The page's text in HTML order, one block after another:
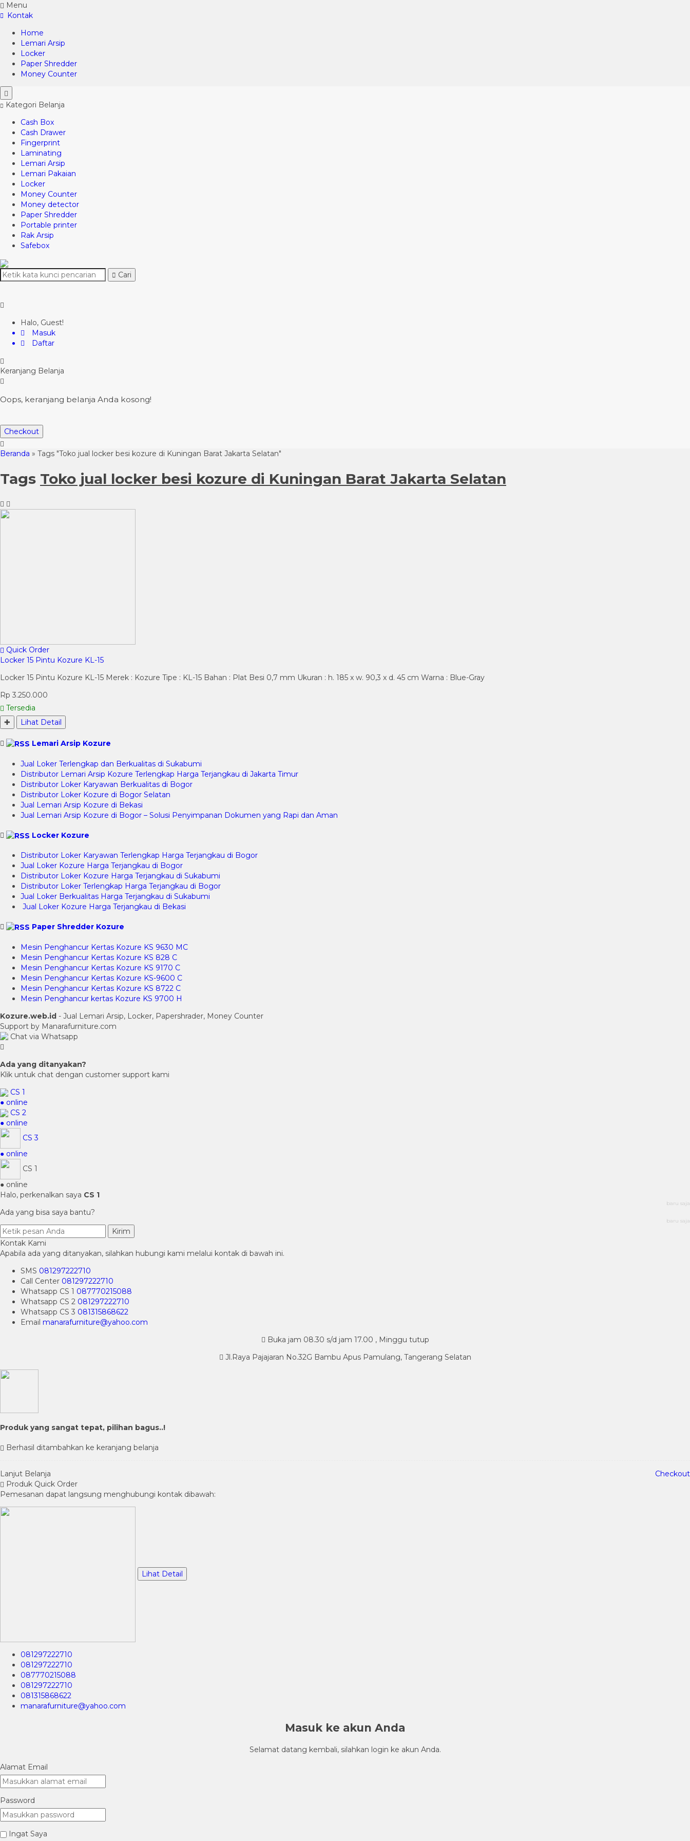
Menu
Kontak
Home
Lemari Arsip
Locker
Paper Shredder
Money Counter
Kategori Belanja
Cash Box
Cash Drawer
Fingerprint
Laminating
Lemari Arsip
Lemari Pakaian
Locker
Money Counter
Money detector
Paper Shredder
Portable printer
Rak Arsip
Safebox
Cari
Halo, Guest!
Masuk
Daftar
Keranjang Belanja
Oops, keranjang belanja Anda kosong!
Checkout
Beranda » Tags "Toko jual locker besi kozure di Kuningan Barat Jakarta Selatan"
Tags Toko jual locker besi kozure di Kuningan Barat Jakarta Selatan
Quick Order
Locker 15 Pintu Kozure KL-15
Locker 15 Pintu Kozure KL-15 Merek : Kozure Tipe : KL-15 Bahan : Plat Besi 0,7 mm Ukuran : h. 185 x w. 90,3 x d. 45 cm Warna : Blue-Gray
Rp 3.250.000
Tersedia
✚
Lihat Detail
Lemari Arsip Kozure
Jual Loker Terlengkap dan Berkualitas di Sukabumi
Distributor Lemari Arsip Kozure Terlengkap Harga Terjangkau di Jakarta Timur
Distributor Loker Karyawan Berkualitas di Bogor
Distributor Loker Kozure di Bogor Selatan
Jual Lemari Arsip Kozure di Bekasi
Jual Lemari Arsip Kozure di Bogor – Solusi Penyimpanan Dokumen yang Rapi dan Aman
Locker Kozure
Distributor Loker Karyawan Terlengkap Harga Terjangkau di Bogor
Jual Loker Kozure Harga Terjangkau di Bogor
Distributor Loker Kozure Harga Terjangkau di Sukabumi
Distributor Loker Terlengkap Harga Terjangkau di Bogor
Jual Loker Berkualitas Harga Terjangkau di Sukabumi
Jual Loker Kozure Harga Terjangkau di Bekasi
Paper Shredder Kozure
Mesin Penghancur Kertas Kozure KS 9630 MC
Mesin Penghancur Kertas Kozure KS 828 C
Mesin Penghancur Kertas Kozure KS 9170 C
Mesin Penghancur Kertas Kozure KS-9600 C
Mesin Penghancur Kertas Kozure KS 8722 C
Mesin Penghancur kertas Kozure KS 9700 H
Kozure.web.id - Jual Lemari Arsip, Locker, Papershrader, Money Counter
Support by Manarafurniture.com
Chat via Whatsapp
Ada yang ditanyakan?
Klik untuk chat dengan customer support kami
CS 1
● online
CS 2
● online
CS 3
● online
CS 1
● online
Halo, perkenalkan saya CS 1
baru saja
Ada yang bisa saya bantu?
baru saja
Kirim
Kontak Kami
Apabila ada yang ditanyakan, silahkan hubungi kami melalui kontak di bawah ini.
SMS 081297222710
Call Center 081297222710
Whatsapp CS 1 087770215088
Whatsapp CS 2 081297222710
Whatsapp CS 3 081315868622
Email manarafurniture@yahoo.com
Buka jam 08.30 s/d jam 17.00 , Minggu tutup
Jl.Raya Pajajaran No.32G Bambu Apus Pamulang, Tangerang Selatan
Produk yang sangat tepat, pilihan bagus..!
Berhasil ditambahkan ke keranjang belanja
Lanjut Belanja
Checkout
Produk Quick Order
Pemesanan dapat langsung menghubungi kontak dibawah:
Lihat Detail
081297222710
081297222710
087770215088
081297222710
081315868622
manarafurniture@yahoo.com
Masuk ke akun Anda
Selamat datang kembali, silahkan login ke akun Anda.
Alamat Email
Password
Ingat Saya